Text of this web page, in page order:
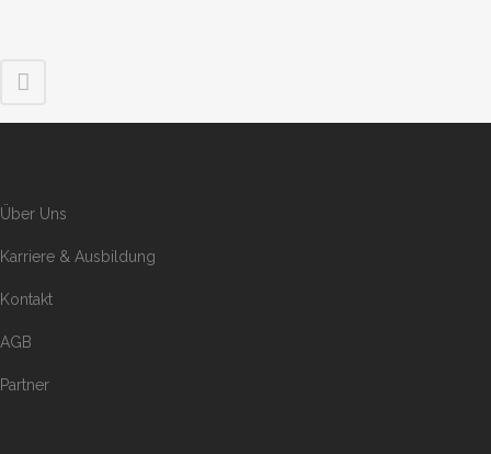
Über Uns
Karriere & Ausbildung
Kontakt
AGB
Partner